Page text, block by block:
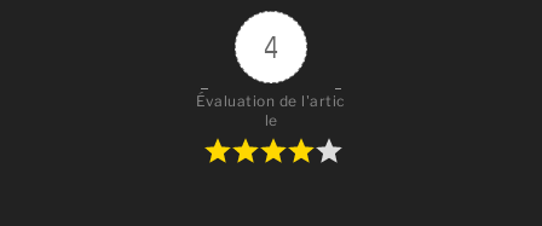
4
Évaluation de l'artic
le